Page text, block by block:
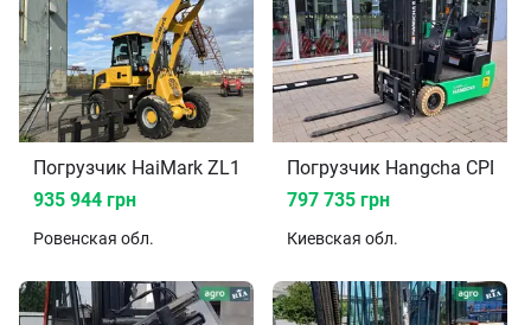
Погрузчик HaiMark ZL15 2026
935 944 грн
Ровенская обл.
Погрузчик Hangcha
797 735 грн
Киевская обл.